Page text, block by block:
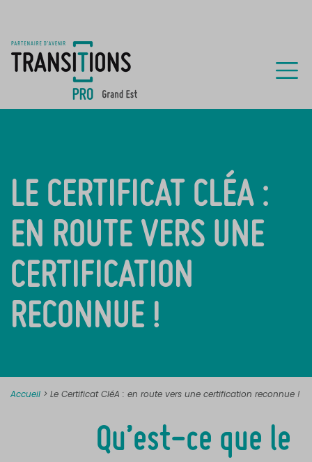
LE CERTIFICAT CLÉA :
EN ROUTE VERS UNE
CERTIFICATION
RECONNUE !
Accueil > Le Certificat CléA : en route vers une certification reconnue !
Qu’est-ce que le